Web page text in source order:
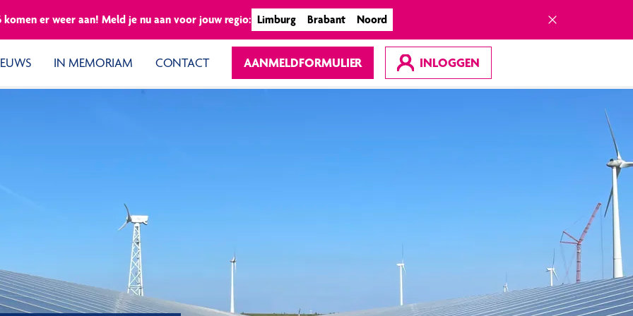
komen er weer aan! Meld je nu aan voor jouw regio: Limburg Brabant Noord
IN MEMORIAM CONTACT AANMELDFORMULIER INLOGGEN